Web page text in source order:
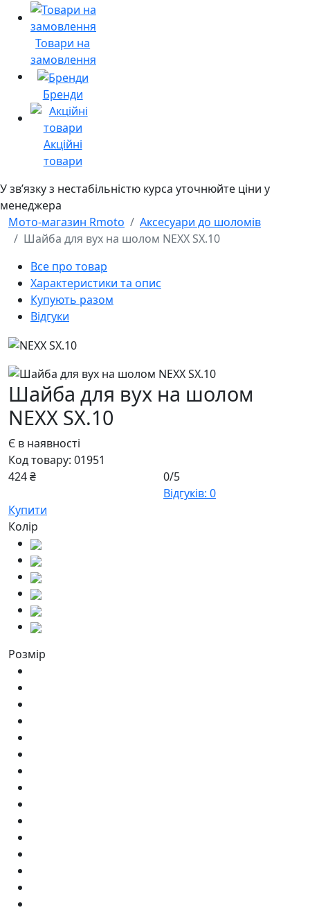
Товари на
замовлення
Бренди
Акційні
товари
У звʼязку з нестабільністю курса уточнюйте ціни у
менеджера
Мото-магазин Rmoto
Аксесуари до шоломів
Шайба для вух на шолом NEXX SX.10
Все про товар
Характеристики та опис
Купують разом
Відгуки
Шайба для вух на шолом
NEXX SX.10
Є в наявності
Код товару: 01951
424 ₴
0/5
Відгуків: 0
Купити
Колір
Розмір